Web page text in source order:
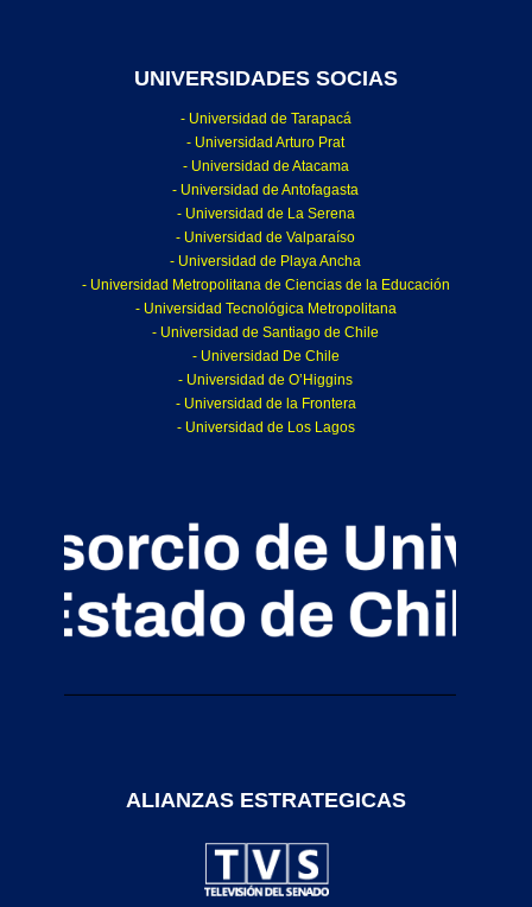
UNIVERSIDADES SOCIAS
- Universidad de Tarapacá
- Universidad Arturo Prat
- Universidad de Atacama
- Universidad de Antofagasta
- Universidad de La Serena
- Universidad de Valparaíso
- Universidad de Playa Ancha
- Universidad Metropolitana de Ciencias de la Educación
- Universidad Tecnológica Metropolitana
- Universidad de Santiago de Chile
- Universidad De Chile
- Universidad de O’Higgins
- Universidad de la Frontera
- Universidad de Los Lagos
ALIANZAS ESTRATEGICAS